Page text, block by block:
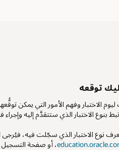
توقعه
الاختبار وفهم الأمور التي يمكن
بنوع الاختبار الذي ستتقدَّم إليه
نوع الاختبار الذي سجّلت فيه، فيُرجى
، أو صفحة التسجيل